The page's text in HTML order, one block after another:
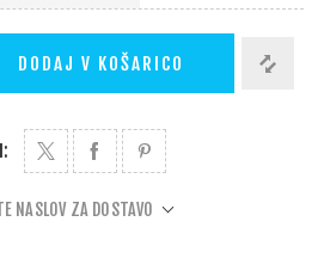
DODAJ V KOŠARICO
NASLOV ZA DOSTAVO